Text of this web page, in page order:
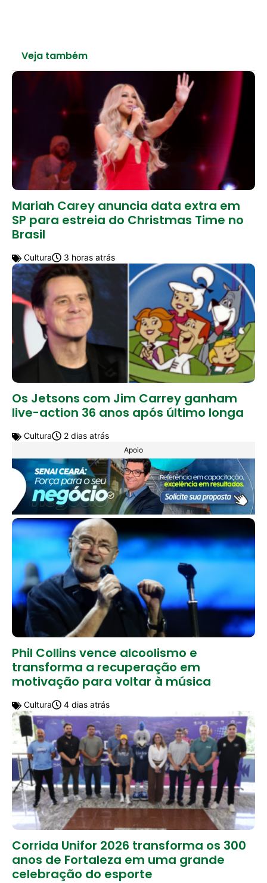
Veja também
Mariah Carey anuncia data extra em
SP para estreia do Christmas Time no
Brasil
Cultura 3 horas atrás
Os Jetsons com Jim Carrey ganham
live-action 36 anos após último longa
Cultura 2 dias atrás
Apoio
Phil Collins vence alcoolismo e
transforma a recuperação em
motivação para voltar à música
Cultura 4 dias atrás
Corrida Unifor 2026 transforma os 300
anos de Fortaleza em uma grande
celebração do esporte